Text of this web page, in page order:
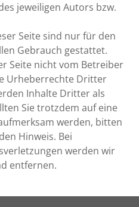
jeweiligen Autors bzw.
Seite sind nur für den
Gebrauch gestattet.
Seite nicht vom Betreiber
Urheberrechte Dritter
Inhalte Dritter als
Sie trotzdem auf eine
werden, bitten
Hinweis. Bei
werden wir
entfernen.